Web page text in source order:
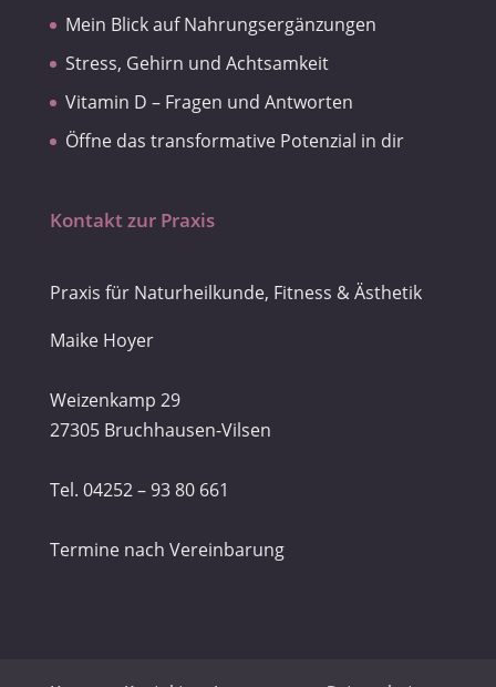
Mein Blick auf Nahrungsergänzungen
Stress, Gehirn und Achtsamkeit
Vitamin D – Fragen und Antworten
Öffne das transformative Potenzial in dir
Kontakt zur Praxis
Praxis für Naturheilkunde, Fitness & Ästhetik
Maike Hoyer
Weizenkamp 29
27305 Bruchhausen-Vilsen
Tel. 04252 – 93 80 661
Termine nach Vereinbarung